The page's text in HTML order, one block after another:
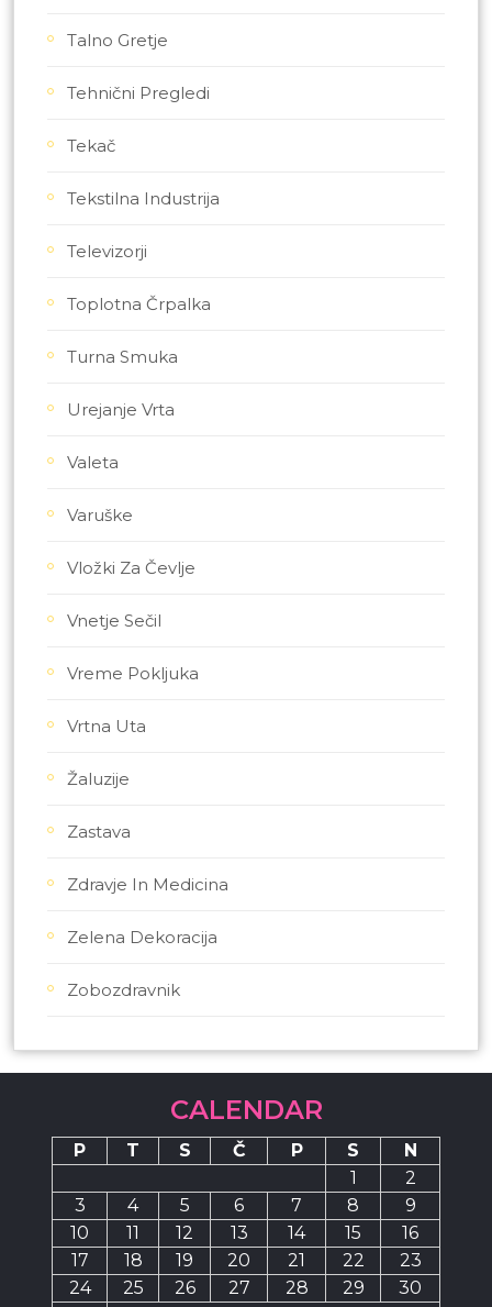
Talno Gretje
Tehnični Pregledi
Tekač
Tekstilna Industrija
Televizorji
Toplotna Črpalka
Turna Smuka
Urejanje Vrta
Valeta
Varuške
Vložki Za Čevlje
Vnetje Sečil
Vreme Pokljuka
Vrtna Uta
Žaluzije
Zastava
Zdravje In Medicina
Zelena Dekoracija
Zobozdravnik
CALENDAR
P T S Č P S
N
1
2
3
4 5 6 7 8
9
10
11 12 13 14 15
16
17
18 19 20 21 22
23
24
25 26 27 28 29
30